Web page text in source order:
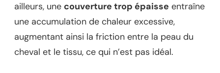
ailleurs, une couverture trop épaisse entraîne
une accumulation de chaleur excessive,
augmentant ainsi la friction entre la peau du
cheval et le tissu, ce qui n’est pas idéal.